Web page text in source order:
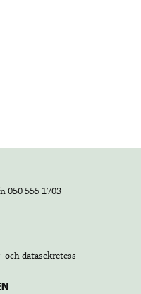
050 555 1703
och datasekretess